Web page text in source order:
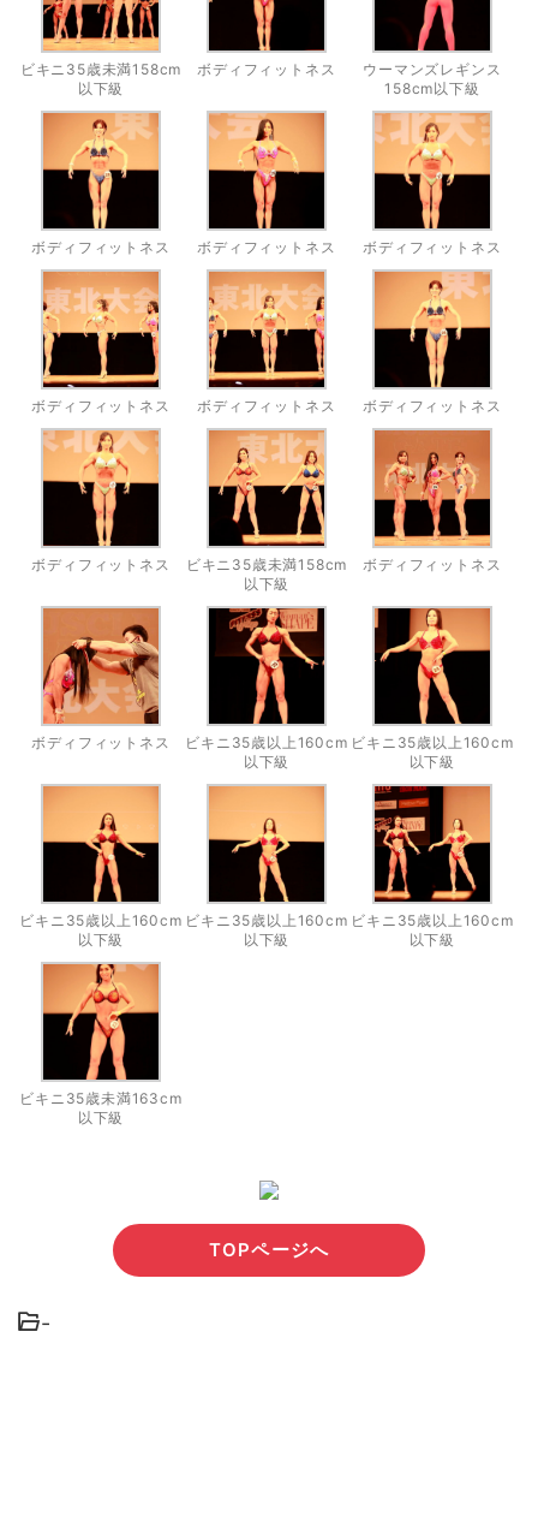
ビキニ35歳未満158cm
以下級
ボディフィットネス
ウーマンズレギンス
158cm以下級
ボディフィットネス ボディフィットネス ボディフィットネス
ボディフィットネス ボディフィットネス ボディフィットネス
ボディフィットネス
ビキニ35歳未満158cm
以下級
ボディフィットネス
ボディフィットネス
ビキニ35歳以上160cm
以下級
ビキニ35歳以上160cm
以下級
ビキニ35歳以上160cm
以下級
ビキニ35歳以上160cm
以下級
ビキニ35歳以上160cm
以下級
ビキニ35歳未満163cm
以下級
TOPページへ
-